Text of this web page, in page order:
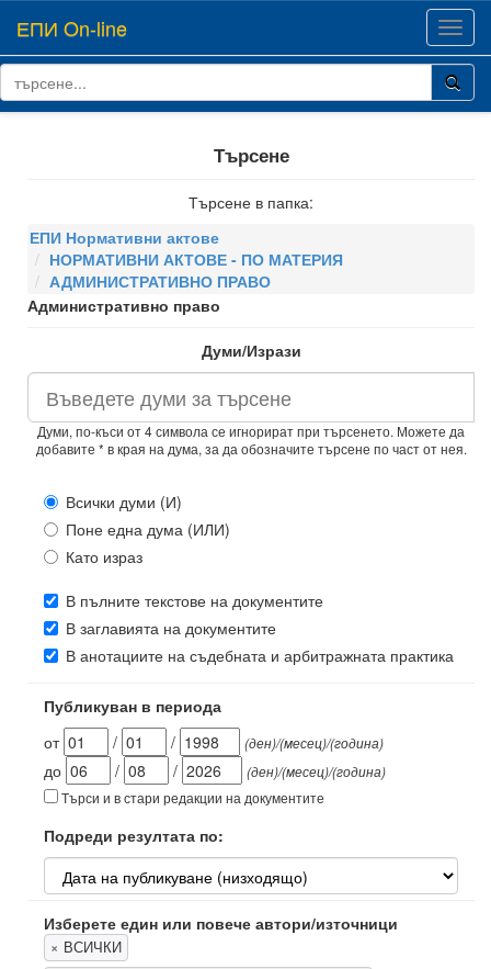
ЕПИ On-line
Търсене
Търсене в папка:
ЕПИ Нормативни актове
НОРМАТИВНИ АКТОВЕ - ПО МАТЕРИЯ
АДМИНИСТРАТИВНО ПРАВО
Административно право
Думи/Изрази
Думи, по-къси от 4 символа се игнорират при търсенето. Можете да
добавите * в края на дума, за да обозначите търсене по част от нея.
Всички думи (И)
Поне една дума (ИЛИ)
Като израз
В пълните текстове на документите
В заглавията на документите
В анотациите на съдебната и арбитражната практика
Публикуван в периода
от
/ / (ден)/(месец)/(година)
до / / (ден)/(месец)/(година)
Търси и в стари редакции на документите
Подреди резултата по:
Изберете един или повече автори/източници
× ВСИЧКИ